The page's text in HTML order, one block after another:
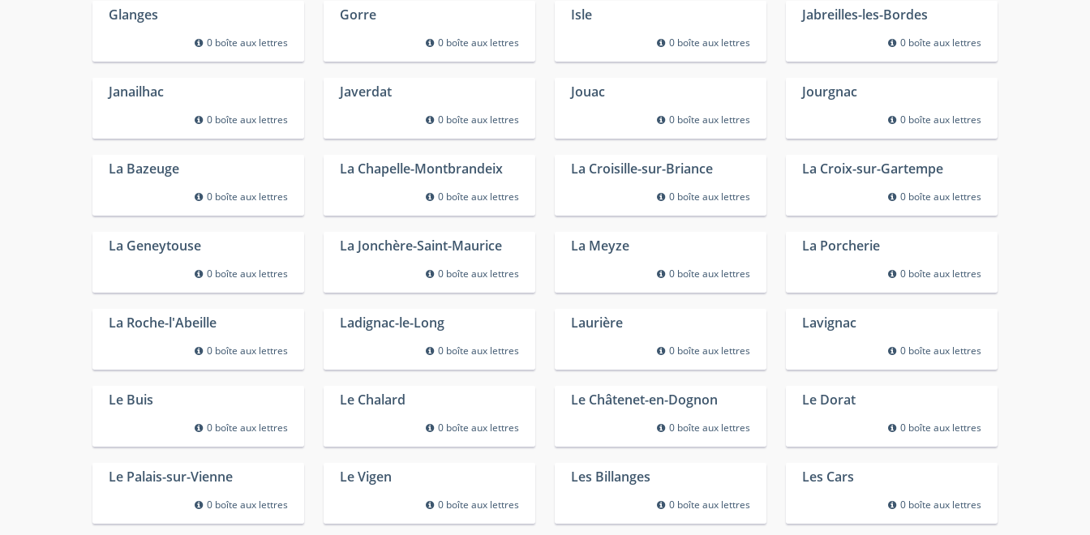
Glanges
0 boîte aux lettres
Gorre
0 boîte aux lettres
Isle
0 boîte aux lettres
Jabreilles-les-Bordes
0 boîte aux lettres
Janailhac
0 boîte aux lettres
Javerdat
0 boîte aux lettres
Jouac
0 boîte aux lettres
Jourgnac
0 boîte aux lettres
La Bazeuge
0 boîte aux lettres
La Chapelle-Montbrandeix
0 boîte aux lettres
La Croisille-sur-Briance
0 boîte aux lettres
La Croix-sur-Gartempe
0 boîte aux lettres
La Geneytouse
0 boîte aux lettres
La Jonchère-Saint-Maurice
0 boîte aux lettres
La Meyze
0 boîte aux lettres
La Porcherie
0 boîte aux lettres
La Roche-l'Abeille
0 boîte aux lettres
Ladignac-le-Long
0 boîte aux lettres
Laurière
0 boîte aux lettres
Lavignac
0 boîte aux lettres
Le Buis
0 boîte aux lettres
Le Chalard
0 boîte aux lettres
Le Châtenet-en-Dognon
0 boîte aux lettres
Le Dorat
0 boîte aux lettres
Le Palais-sur-Vienne
0 boîte aux lettres
Le Vigen
0 boîte aux lettres
Les Billanges
0 boîte aux lettres
Les Cars
0 boîte aux lettres